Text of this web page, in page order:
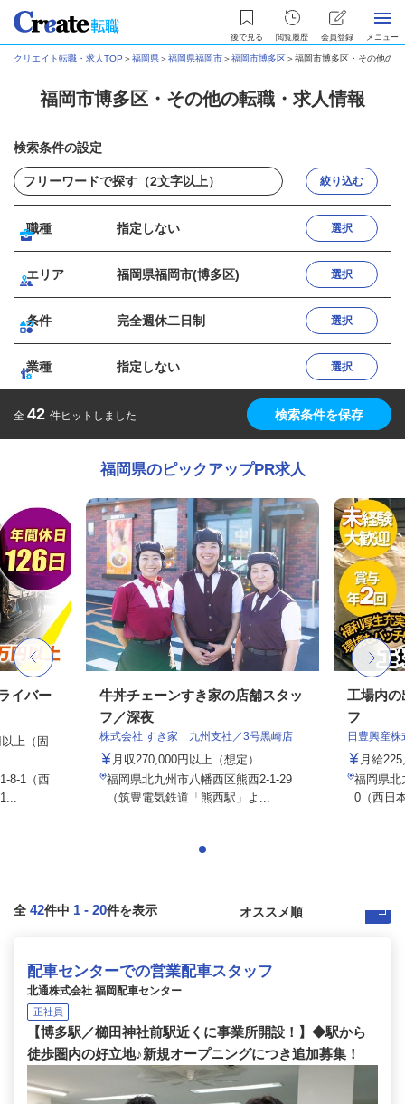
後で見る 閲覧履歴 会員登録 メニュー
クリエイト転職・求人TOP ＞福岡県＞福岡県福岡市＞福岡市博多区＞福岡市博多区・その他の
福岡市博多区・その他の転職・求人情報
検索条件の設定
絞り込む
職種 指定しない 選択
エリア 福岡県福岡市(博多区) 選択
条件 完全週休二日制 選択
業種 指定しない 選択
全 42 件ヒットしました 検索条件を保存
福岡県のピックアップPR求人
イバー
上（固
8-1（西
牛丼チェーンすき家の店舗スタッ
フ／深夜
株式会社 すき家 九州支社／3号黒崎店
月収270,000円以上（想定）
福岡県北九州市八幡西区熊西2-1-29
（筑豊電気鉄道「熊西駅」よ...
工場内の
フ
日豊興産株
月給
福岡県北
0（西日
全 42件中 1 - 20件を表示
配車センターでの営業配車スタッフ
北通株式会社 福岡配車センター
正社員
【博多駅／櫛田神社前駅近くに事業所開設！】◆駅から
徒歩圏内の好立地♪新規オープニングにつき追加募集！